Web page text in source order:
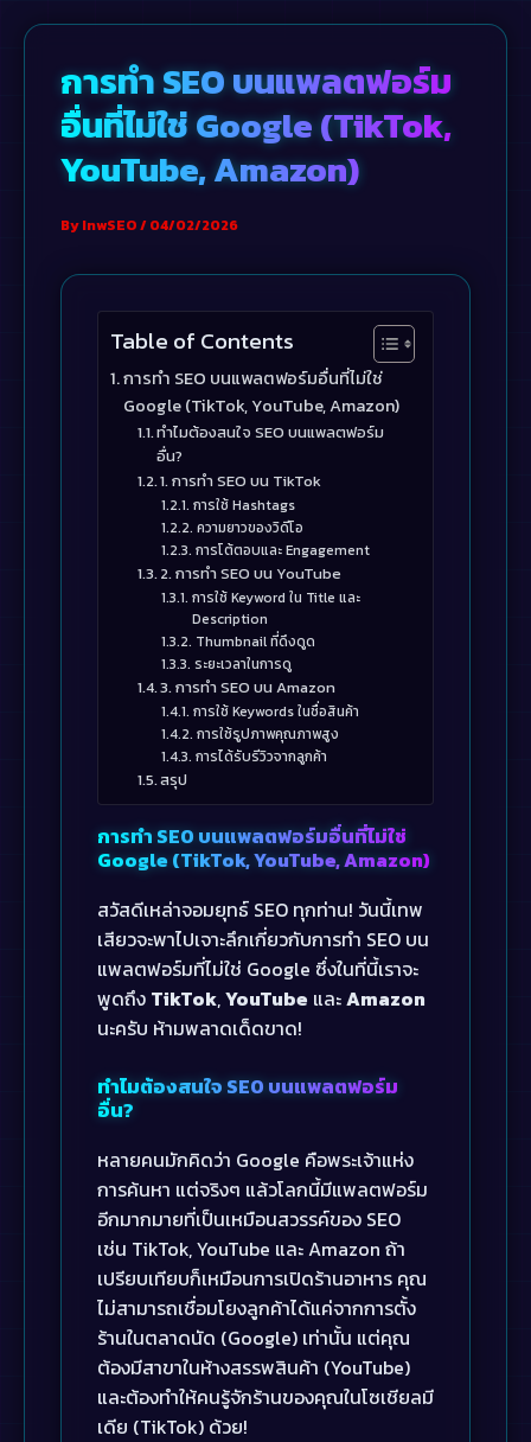
contentการทำ SEO บนแพลตฟอร์ม
อื่นที่ไม่ใช่ Google (TikTok,
YouTube, Amazon)
ByInwSEO/04/02/2026
Table of Contents
การทำ SEO บนแพลตฟอร์มอื่นที่ไม่ใช่
Google (TikTok, YouTube, Amazon)
ทำไมต้องสนใจ SEO บนแพลตฟอร์ม
อื่น?
1. การทำ SEO บน TikTok
การใช้ Hashtags
ความยาวของวิดีโอ
การโต้ตอบและ Engagement
2. การทำ SEO บน YouTube
การใช้ Keyword ใน Title และ
Description
Thumbnail ที่ดึงดูด
ระยะเวลาในการดู
3. การทำ SEO บน Amazon
การใช้ Keywords ในชื่อสินค้า
การใช้รูปภาพคุณภาพสูง
การได้รับรีวิวจากลูกค้า
สรุป
การทำ SEO บนแพลตฟอร์มอื่นที่ไม่ใช่
Google (TikTok, YouTube, Amazon)
สวัสดีเหล่าจอมยุทธ์ SEO ทุกท่าน! วันนี้เทพ
เสียวจะพาไปเจาะลึกเกี่ยวกับการทำ SEO บน
แพลตฟอร์มที่ไม่ใช่ Google ซึ่งในที่นี้เราจะ
พูดถึง TikTok,YouTube และAmazon
นะครับ ห้ามพลาดเด็ดขาด!
ทำไมต้องสนใจ SEO บนแพลตฟอร์ม
อื่น?
หลายคนมักคิดว่า Google คือพระเจ้าแห่ง
การค้นหา แต่จริงๆ แล้วโลกนี้มีแพลตฟอร์ม
อีกมากมายที่เป็นเหมือนสวรรค์ของ SEO
เช่น TikTok, YouTube และ Amazon ถ้า
เปรียบเทียบก็เหมือนการเปิดร้านอาหาร คุณ
ไม่สามารถเชื่อมโยงลูกค้าได้แค่จากการตั้ง
ร้านในตลาดนัด (Google) เท่านั้น แต่คุณ
ต้องมีสาขาในห้างสรรพสินค้า (YouTube)
และต้องทำให้คนรู้จักร้านของคุณในโซเชียลมี
เดีย (TikTok) ด้วย!